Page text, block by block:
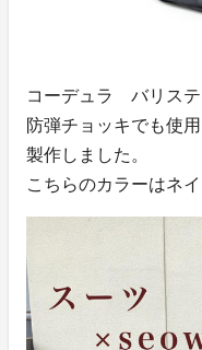
コーデュラ バリステ
防弾チョッキでも使
製作しました。
こちらのカラーはネ